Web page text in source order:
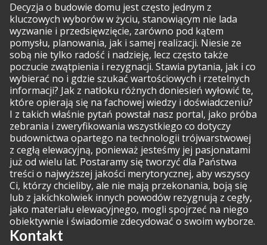
Kontakt
Decyzja o budowie domu jest często jednym z
kluczowych wyborów w życiu, stanowiącym nie lada
wyzwanie i przedsięwzięcie, zarówno pod kątem
pomysłu, planowania, jak i samej realizacji. Niesie ze
sobą nie tylko radość i nadzieję, lecz często także
poczucie zwątpienia i rezygnacji. Stawia pytania, jak i co
wybierać no i gdzie szukać wartościowych i rzetelnych
informacji? Jak z natłoku różnych doniesień wyłowić te,
które opierają się na fachowej wiedzy i doświadczeniu?
I z takich właśnie pytań powstał nasz portal, jako próba
zebrania i zweryfikowania wszystkiego co dotyczy
budownictwa opartego na technologii trójwarstwowej
z cegłą elewacyjną, ponieważ jesteśmy jej pasjonatami
już od wielu lat. Postaramy się tworzyć dla Państwa
treści o najwyższej jakości merytorycznej, aby wszyscy
Ci, którzy chcieliby, ale nie mają przekonania, boją się
lub z jakichkolwiek innych powodów rezygnują z cegły,
jako materiału elewacyjnego, mogli spojrzeć na niego
obiektywnie i świadomie zdecydować o swoim wyborze.